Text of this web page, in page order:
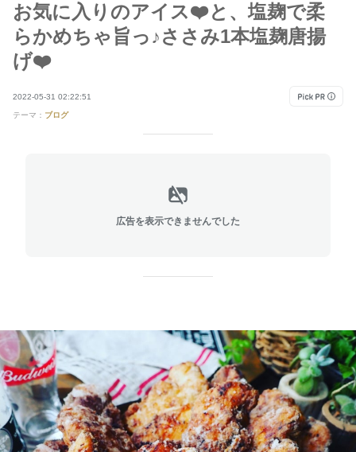
お気に入りのアイス❤️と、塩麹で柔
らかめちゃ旨っ♪ささみ1本塩麹唐揚
げ❤️
2022-05-31 02:22:51
テーマ： ブログ
広告を表示できませんでした